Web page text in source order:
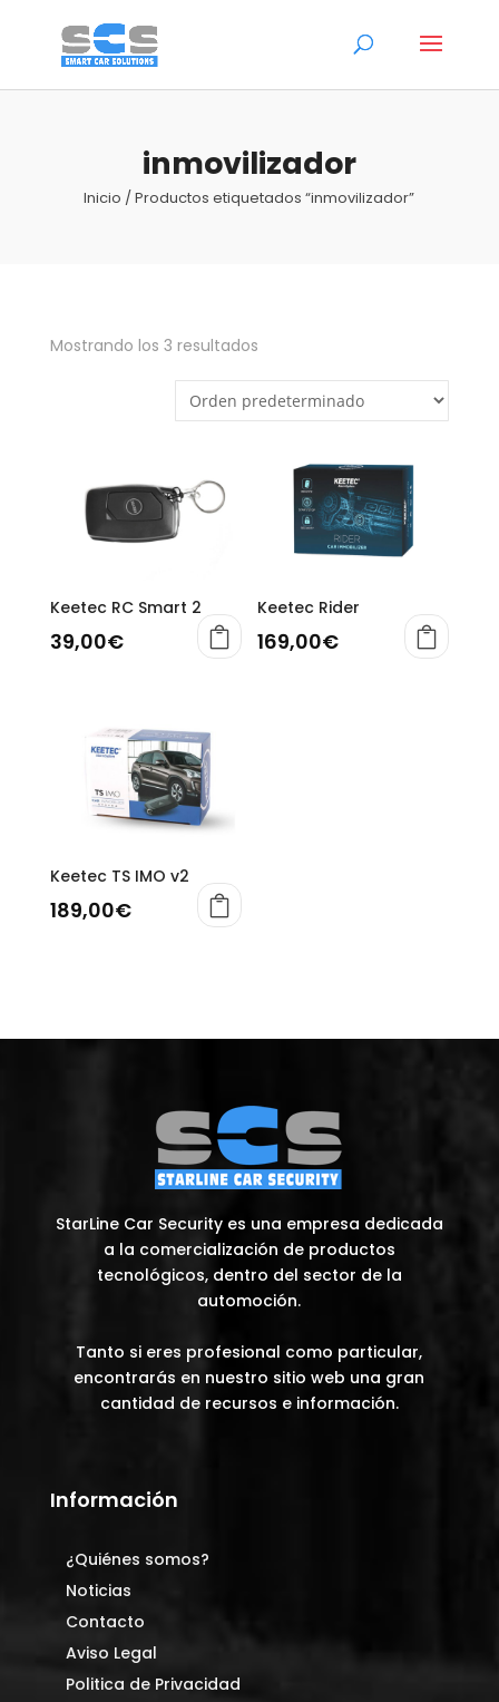
inmovilizador
Inicio / Productos etiquetados “inmovilizador”
Mostrando los 3 resultados
Keetec RC Smart 2
39,00€
Keetec Rider
169,00€
Keetec TS IMO v2
189,00€
StarLine Car Security es una empresa dedicada
a la comercialización de productos
tecnológicos, dentro del sector de la
automoción.
Tanto si eres profesional como particular,
encontrarás en nuestro sitio web una gran
cantidad de recursos e información.
Información
¿Quiénes somos?
Noticias
Contacto
Aviso Legal
Politica de Privacidad